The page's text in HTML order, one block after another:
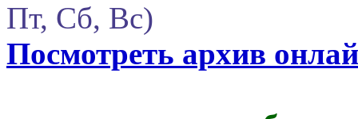
Пт, Сб, Вс)
Посмотреть архив